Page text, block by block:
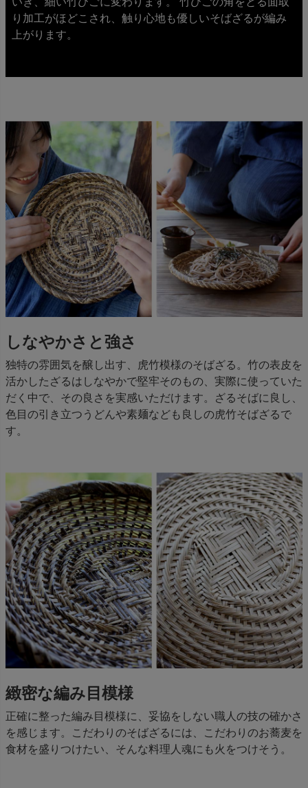
り加工がほどこされ、触り心地も優しいそばざるが編み
上がります。
しなやかさと強さ
独特の雰囲気を醸し出す、虎竹模様のそばざる。竹の表皮を
活かしたざるはしなやかで堅牢そのもの、実際に使っていた
だく中で、その良さを実感いただけます。ざるそばに良し、
色目の引き立つうどんや素麺なども良しの虎竹そばざるで
す。
緻密な編み目模様
正確に整った編み目模様に、妥協をしない職人の技の確かさ
を感じます。こだわりのそばざるには、こだわりのお蕎麦を
食材を盛りつけたい、そんな料理人魂にも火をつけそう。